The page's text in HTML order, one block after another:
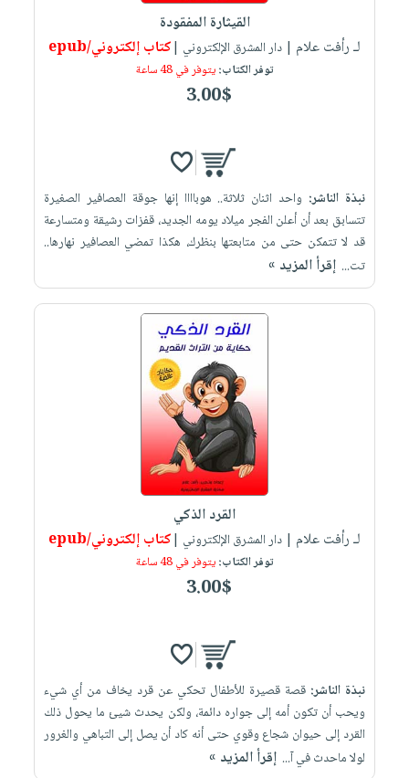
القيثارة المفقودة
لـ رأفت علام | دار المشرق الإلكتروني |كتاب إلكتروني/epub
توفر الكتاب:يتوفر في 48 ساعة
3.00$
نبذة الناشر: واحد اثنان ثلاثة.. هوباااا إنها جوقة العصافير الصغيرة
تتسابق بعد أن أعلن الفجر ميلاد يومه الجديد، قفزات رشيقة ومتسارعة
قد لا تتمكن حتى من متابعتها بنظرك، هكذا تمضي العصافير نهارها..
تت... إقرأ المزيد »
القرد الذكي
لـ رأفت علام | دار المشرق الإلكتروني |كتاب إلكتروني/epub
توفر الكتاب:يتوفر في 48 ساعة
3.00$
نبذة الناشر:قصة قصيرة للأطفال تحكي عن قرد يخاف من أي شيء
ويحب أن تكون أمه إلى جواره دائمة، ولكن يحدث شيئ ما يحول ذلك
القرد إلى حيوان شجاع وقوي حتى أنه كاد أن يصل إلى التباهي والغرور
لولا ماحدث في آ... إقرأ المزيد »